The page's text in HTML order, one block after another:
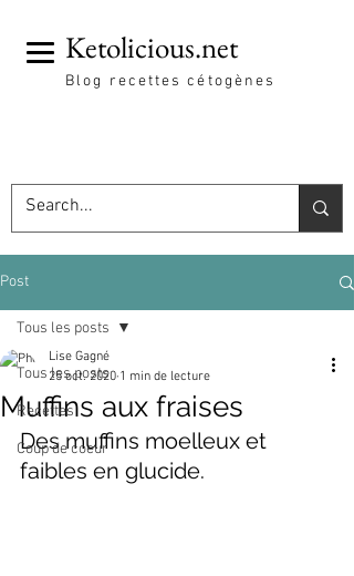
Ketolicious.net
Blog recettes cétogènes
Post
Tous les posts
Recettes
Coup de coeur
Tous les posts
Muffins aux fraises
Lise Gagné
25 oct. 2020 1 min de lecture
Des muffins moelleux et
faibles en glucide.